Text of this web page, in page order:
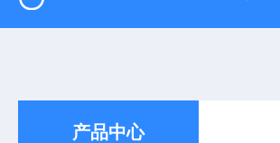
产品中心